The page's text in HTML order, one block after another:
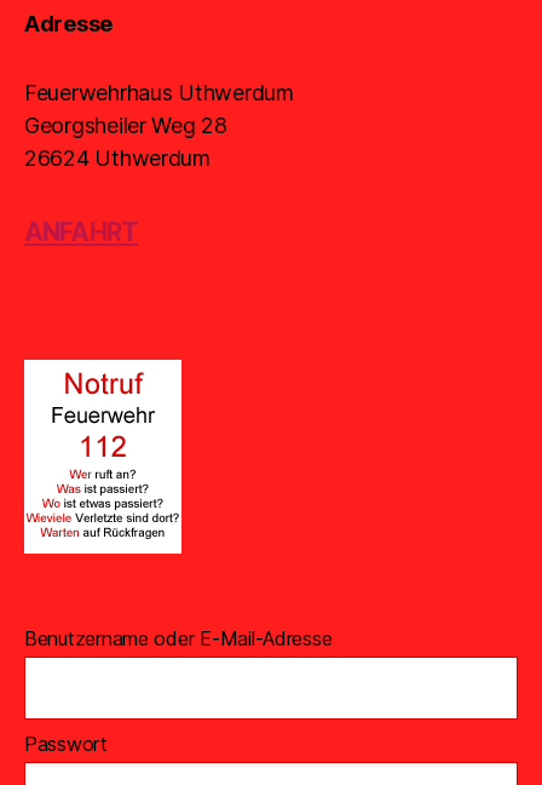
Adresse
Feuerwehrhaus Uthwerdum
Georgsheiler Weg 28
26624 Uthwerdum
ANFAHRT
Benutzername oder E-Mail-Adresse
Passwort